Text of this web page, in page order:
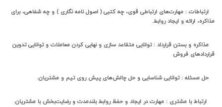
ارتباطات : مهارت‌های ارتباطی قوی، چه کتبی ( اصول نامه نگاری ) و چه شفاهی، برای
مذاکره، ارائه و ایجاد روابط.
مذاکره و بستن قرارداد : توانایی متقاعد سازی و نهایی کردن معاملات و توانایی تدوین
قراردادهای فروش
حل مسئله : توانایی شناسایی و حل چالش‌های پیش روی تیم و مشتریان.
ارتباط با مشتری : مهارت در ایجاد و حفظ روابط بلندمدت و رضایت‌بخش با مشتریان.